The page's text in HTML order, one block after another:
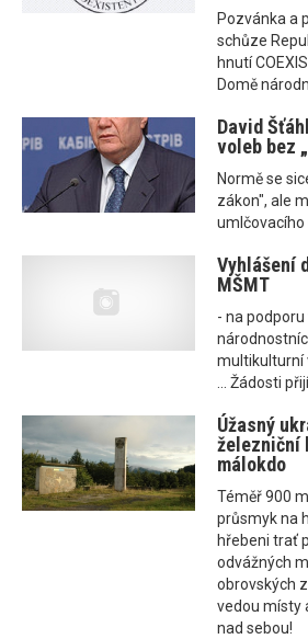
Pozvánka a
schůze
hnutí
Domě
David
voleb bez
Normě se
zákon", ale
Vyhlášení
MŠMT
- na
multikulturní
... Žádosti
Úžasný
železniční
málokdo
Téměř 900
průsmyk na
hřebeni trať
odvážných
obrovských
vedou místy
nad sebou!